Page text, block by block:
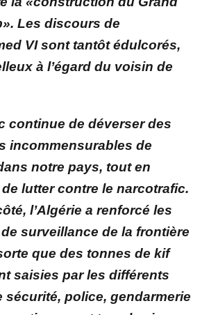
Les discours de
VI sont tantôt édulcorés,
à l’égard du voisin de
continue de déverser des
incommensurables de
notre pays, tout en
lutter contre le narcotrafic.
l’Algérie a renforcé les
surveillance de la frontière
que des tonnes de kif
saisies par les différents
sécurité, police, gendarmerie